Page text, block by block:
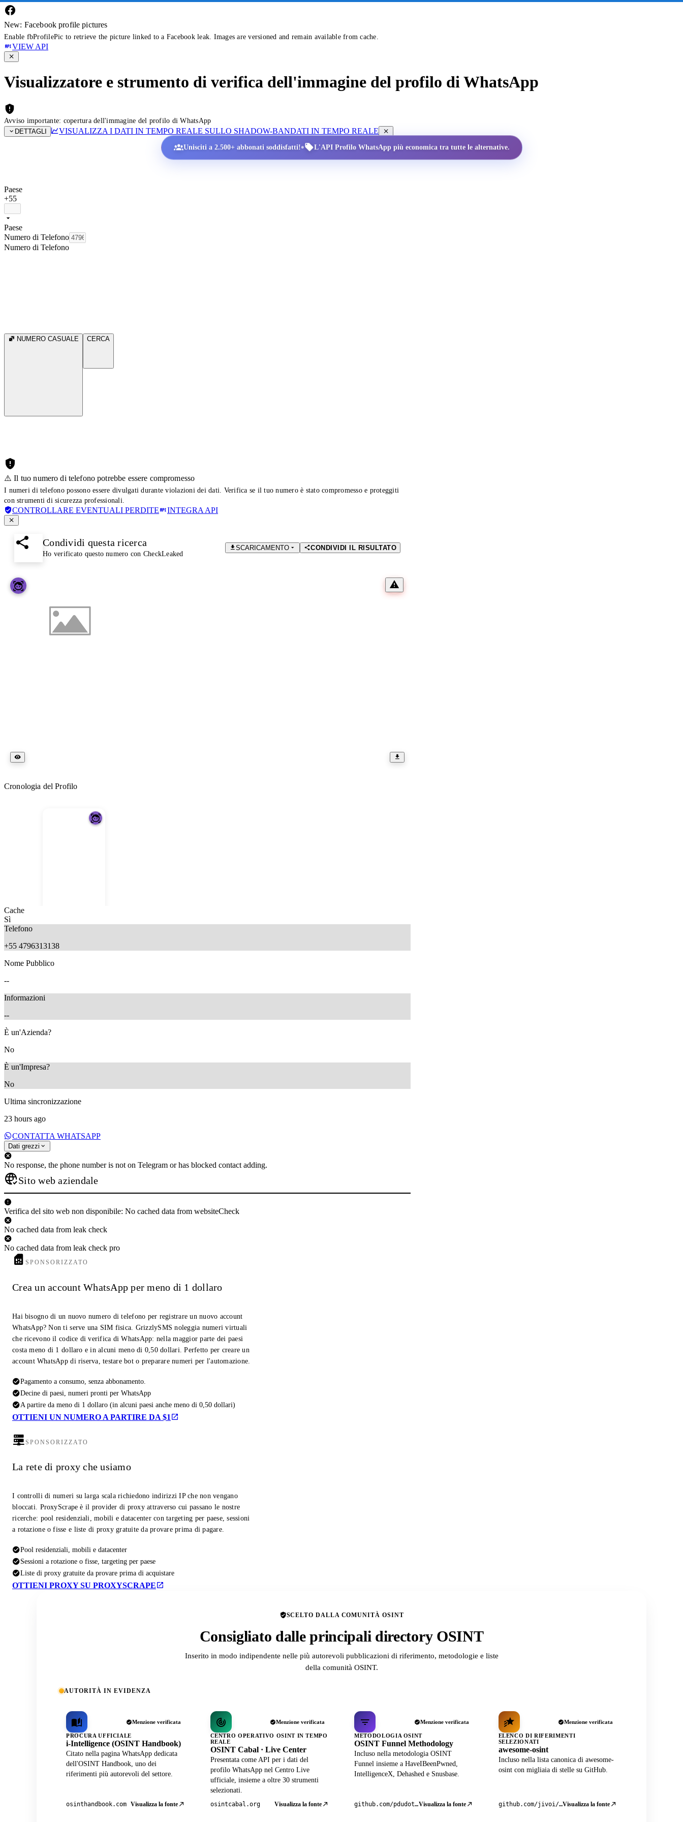
New: Facebook profile pictures
Enable fbProfilePic to retrieve the picture linked to a Facebook leak. Images are versioned and remain available from cache.
VIEW API
Visualizzatore e strumento di verifica dell'immagine del profilo di WhatsApp
Avviso importante: copertura dell'immagine del profilo di WhatsApp
DETTAGLI
VISUALIZZA I DATI IN TEMPO REALE SULLO SHADOW-BANDATI IN TEMPO REALE
Unisciti a 2.500+ abbonati soddisfatti!• L'API Profilo WhatsApp più economica tra tutte le alternative.
Paese
+55
Paese
Numero di Telefono
Numero di Telefono
NUMERO CASUALE CERCA
⚠️ Il tuo numero di telefono potrebbe essere compromesso
I numeri di telefono possono essere divulgati durante violazioni dei dati. Verifica se il tuo numero è stato compromesso e proteggiti
con strumenti di sicurezza professionali.
CONTROLLARE EVENTUALI PERDITE INTEGRA API
Condividi questa ricerca
Ho verificato questo numero con CheckLeaked
SCARICAMENTO CONDIVIDI IL RISULTATO
Cronologia del Profilo
10 months ago
Cache
Sì
Telefono
+55 4796313138
Nome Pubblico
--
Informazioni
--
È un'Azienda?
No
È un'Impresa?
No
Ultima sincronizzazione
23 hours ago
CONTATTA WHATSAPP
Dati grezzi
No response, the phone number is not on Telegram or has blocked contact adding.
Sito web aziendale
Verifica del sito web non disponibile: No cached data from websiteCheck
No cached data from leak check
No cached data from leak check pro
SPONSORIZZATO
Crea un account WhatsApp per meno di 1 dollaro
Hai bisogno di un nuovo numero di telefono per registrare un nuovo account
WhatsApp? Non ti serve una SIM fisica. GrizzlySMS noleggia numeri virtuali
che ricevono il codice di verifica di WhatsApp: nella maggior parte dei paesi
costa meno di 1 dollaro e in alcuni meno di 0,50 dollari. Perfetto per creare un
account WhatsApp di riserva, testare bot o preparare numeri per l'automazione.
Pagamento a consumo, senza abbonamento.
Decine di paesi, numeri pronti per WhatsApp
A partire da meno di 1 dollaro (in alcuni paesi anche meno di 0,50 dollari)
OTTIENI UN NUMERO A PARTIRE DA $1
SPONSORIZZATO
La rete di proxy che usiamo
I controlli di numeri su larga scala richiedono indirizzi IP che non vengano
bloccati. ProxyScrape è il provider di proxy attraverso cui passano le nostre
ricerche: pool residenziali, mobili e datacenter con targeting per paese, sessioni
a rotazione o fisse e liste di proxy gratuite da provare prima di pagare.
Pool residenziali, mobili e datacenter
Sessioni a rotazione o fisse, targeting per paese
Liste di proxy gratuite da provare prima di acquistare
OTTIENI PROXY SU PROXYSCRAPE
SCELTO DALLA COMUNITÀ OSINT
Consigliato dalle principali directory OSINT
Inserito in modo indipendente nelle più autorevoli pubblicazioni di riferimento, metodologie e liste
della comunità OSINT.
AUTORITÀ IN EVIDENZA
Menzione verificata
PROCURA UFFICIALE
i-Intelligence (OSINT Handbook)
Citato nella pagina WhatsApp dedicata
dell'OSINT Handbook, uno dei
riferimenti più autorevoli del settore.
osinthandbook.com Visualizza la fonte
Menzione verificata
CENTRO OPERATIVO OSINT IN TEMPO
REALE
OSINT Cabal · Live Center
Presentata come API per i dati del
profilo WhatsApp nel Centro Live
ufficiale, insieme a oltre 30 strumenti
selezionati.
osintcabal.org Visualizza la fonte
Menzione verificata
METODOLOGIA OSINT
OSINT Funnel Methodology
Incluso nella metodologia OSINT
Funnel insieme a HaveIBeenPwned,
IntelligenceX, Dehashed e Snusbase.
github.com/pdudotdev/ofmVisualizza la fonte
Menzione verificata
ELENCO DI RIFERIMENTI
SELEZIONATI
awesome-osint
Incluso nella lista canonica di awesome-
osint con migliaia di stelle su GitHub.
github.com/jivoi/awesome-osintVisualizza la fonte